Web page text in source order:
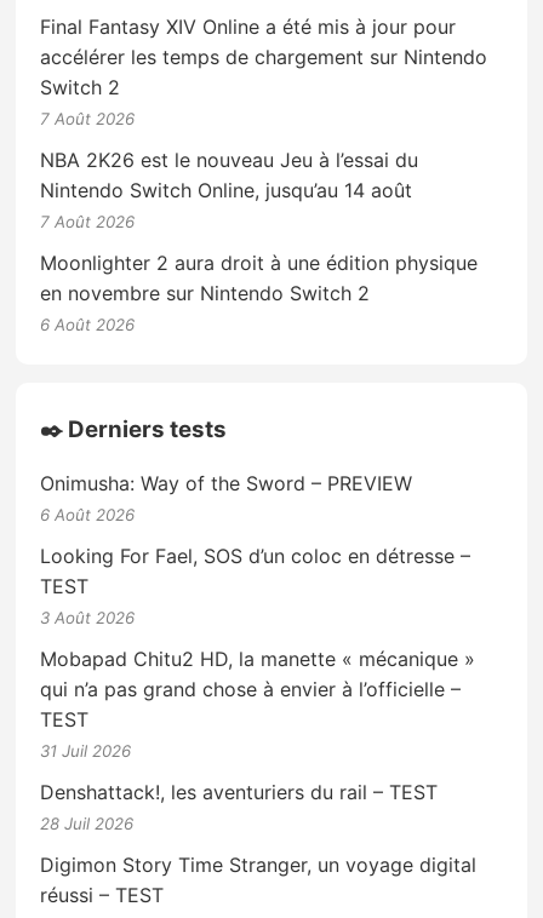
Final Fantasy XIV Online a été mis à jour pour
accélérer les temps de chargement sur Nintendo
Switch 2
7 Août 2026
NBA 2K26 est le nouveau Jeu à l’essai du
Nintendo Switch Online, jusqu’au 14 août
7 Août 2026
Moonlighter 2 aura droit à une édition physique
en novembre sur Nintendo Switch 2
6 Août 2026
✒️ Derniers tests
Onimusha: Way of the Sword – PREVIEW
6 Août 2026
Looking For Fael, SOS d’un coloc en détresse –
TEST
3 Août 2026
Mobapad Chitu2 HD, la manette « mécanique »
qui n’a pas grand chose à envier à l’officielle –
TEST
31 Juil 2026
Denshattack!, les aventuriers du rail – TEST
28 Juil 2026
Digimon Story Time Stranger, un voyage digital
réussi – TEST